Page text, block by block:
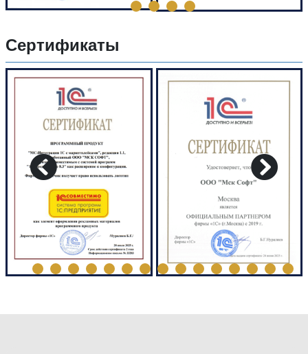
Сертификаты